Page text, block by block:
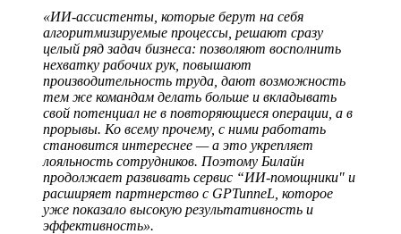
«ИИ-ассистенты, которые берут на себя
алгоритмизируемые процессы, решают сразу
целый ряд задач бизнеса: позволяют восполнить
нехватку рабочих рук, повышают
производительность труда, дают возможность
тем же командам делать больше и вкладывать
свой потенциал не в повторяющиеся операции, а в
прорывы. Ко всему прочему, с ними работать
становится интереснее — а это укрепляет
лояльность сотрудников. Поэтому Билайн
продолжает развивать сервис “ИИ-помощники" и
расширяет партнерство с GPTunneL, которое
уже показало высокую результативность и
эффективность».